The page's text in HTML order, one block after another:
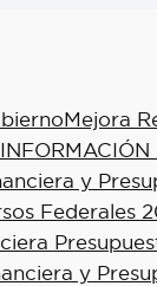
Mejora
y
Federales
y